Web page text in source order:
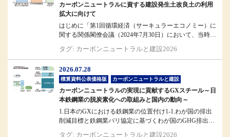
カーボンニュートラルに資する建設発生土改良土の利用
拡大に向けて
はじめに「第1回循環経済（サーキュラーエコノミー）に
関する関係閣僚会議（2024年7月30日）において、当時の
タグ: カーボンニュートラルと建設2026
2026.07.28
積算資料公表価格版 カーボンニュートラルと建設
カーボンニュートラルの実現に貢献するGXスチール～日
本鉄鋼業の脱炭素化への取組みと国内の動向～
1.日本のGXにおける鉄鋼業の位置付け1-1.わが国の排出
削減目標と鉄鋼業パリ協定に基づくわが国のGHG排出削
タグ: カーボンニュートラルと建設2026